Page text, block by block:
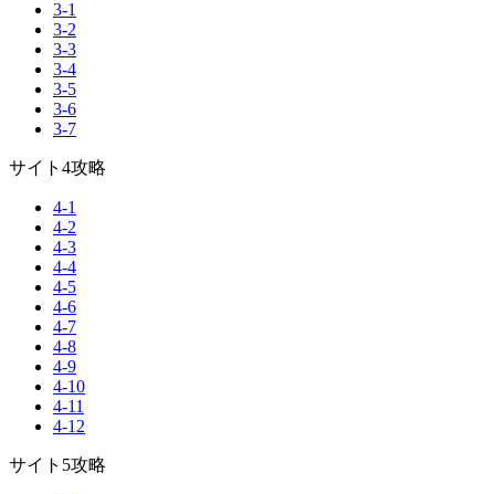
3-1
3-2
3-3
3-4
3-5
3-6
3-7
サイト4攻略
4-1
4-2
4-3
4-4
4-5
4-6
4-7
4-8
4-9
4-10
4-11
4-12
サイト5攻略